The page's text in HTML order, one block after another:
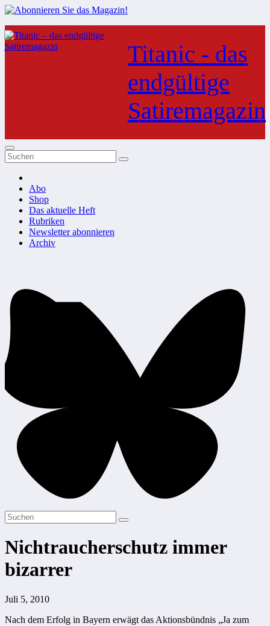
Zum
Inhalt
springen
Titanic - das
endgültige
Satiremagazin
Abo
Shop
Das aktuelle Heft
Rubriken
Newsletter abonnieren
Archiv
Nichtraucherschutz immer
bizarrer
Juli 5, 2010
Nach dem Erfolg in Bayern erwägt das Aktionsbündnis „Ja zum